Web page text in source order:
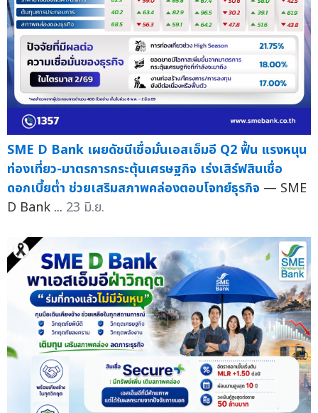
SME D Bank เผยดัชนีเชื่อมั่นเอสเอ็มอี Q2 ฟื้น แรงหนุน
ท่องเที่ยว-มาตรการกระตุ้นเศรษฐกิจ เร่งเสิร์ฟสินเชื่อ
ดอกเบี้ยต่ำ ช่วยเสริมสภาพคล่องตอบโจทย์ธุรกิจ — SME
D Bank ... 23 มิ.ย.